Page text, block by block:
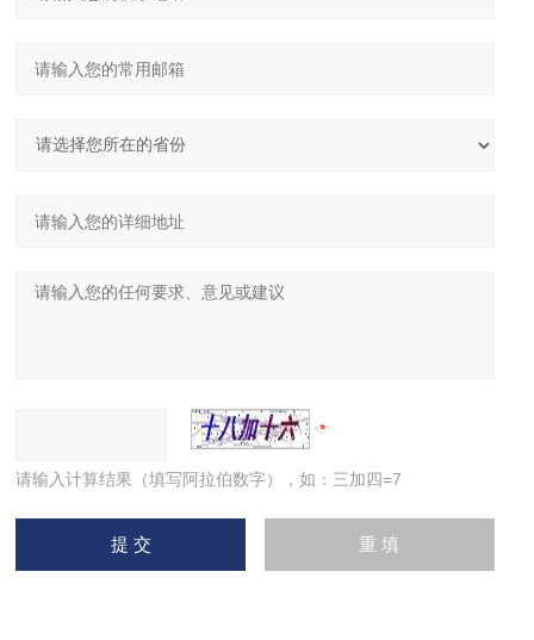
请输入计算结果（填写阿拉伯数字），如：三加四=7